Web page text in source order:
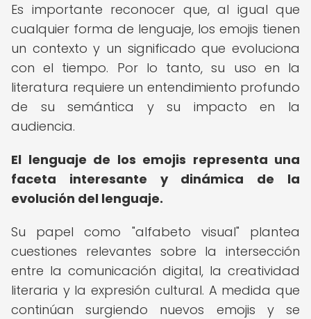
Es importante reconocer que, al igual que
cualquier forma de lenguaje, los emojis tienen
un contexto y un significado que evoluciona
con el tiempo. Por lo tanto, su uso en la
literatura requiere un entendimiento profundo
de su semántica y su impacto en la
audiencia.
El lenguaje de los emojis representa una
faceta interesante y dinámica de la
evolución del lenguaje.
Su papel como "alfabeto visual" plantea
cuestiones relevantes sobre la intersección
entre la comunicación digital, la creatividad
literaria y la expresión cultural. A medida que
continúan surgiendo nuevos emojis y se